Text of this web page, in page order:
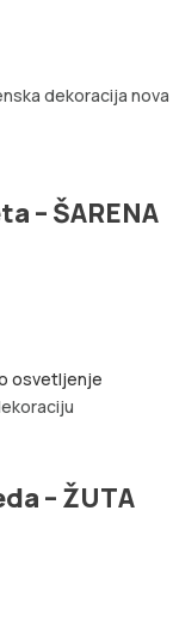
– ŠARENA
– ŽUTA